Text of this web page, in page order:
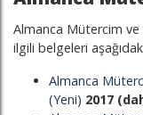
Almanca Mütercim ve
ilgili belgeleri
Almanca
(Yeni) 2017